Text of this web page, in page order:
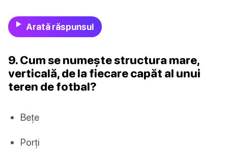
Arată răspunsul
9. Cum se numește structura mare,
verticală, de la fiecare capăt al unui
teren de fotbal?
Bețe
Porți